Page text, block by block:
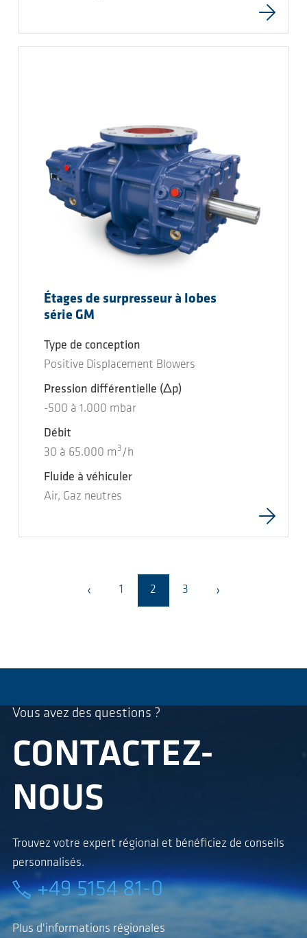
Étages de surpresseur à lobes
série GM
Type de conception
Positive Displacement Blowers
Pression différentielle (Δp)
-500 à 1.000 mbar
Débit
30 à 65.000 m 3 /h
Fluide à véhiculer
Air, Gaz neutres
‹ 1 2 3 ›
Vous avez des questions ?
CONTACTEZ-
NOUS
Trouvez votre expert régional et bénéficiez de conseils
personnalisés.
+49 5154 81-0
Plus d'informations régionales